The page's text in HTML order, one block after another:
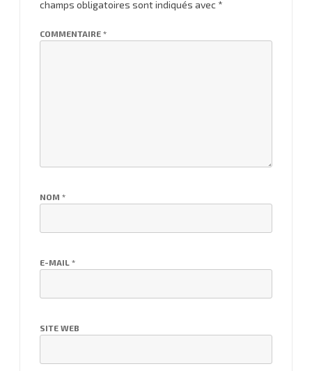
champs obligatoires sont indiqués avec *
COMMENTAIRE *
NOM *
E-MAIL *
SITE WEB